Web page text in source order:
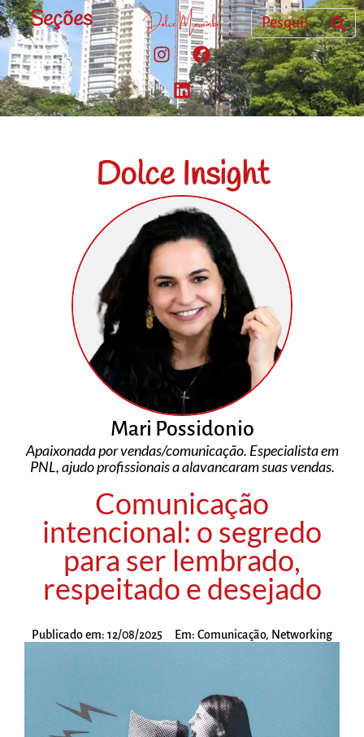
Seções
Dolce Insight
Mari Possidonio
Apaixonada por vendas/comunicação. Especialista em
PNL, ajudo profissionais a alavancaram suas vendas.
Comunicação
intencional: o segredo
para ser lembrado,
respeitado e desejado
Publicado em: 12/08/2025 Em: Comunicação, Networking